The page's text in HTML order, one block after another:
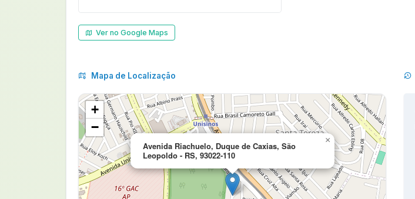
Ver no Google Maps
Mapa de Localização
Avenida Riachuelo, Duque de Caxias, São
Leopoldo - RS, 93022-110
×
+
−